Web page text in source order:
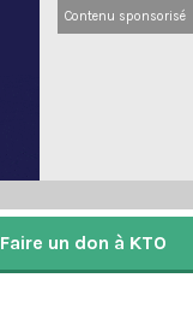
Contenu sponsorisé
Faire un don à KTO